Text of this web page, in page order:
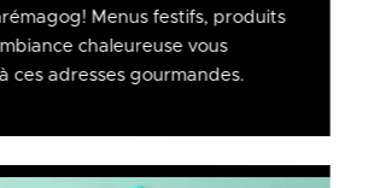
Menus festifs, produits
chaleureuse vous
ces adresses gourmandes.